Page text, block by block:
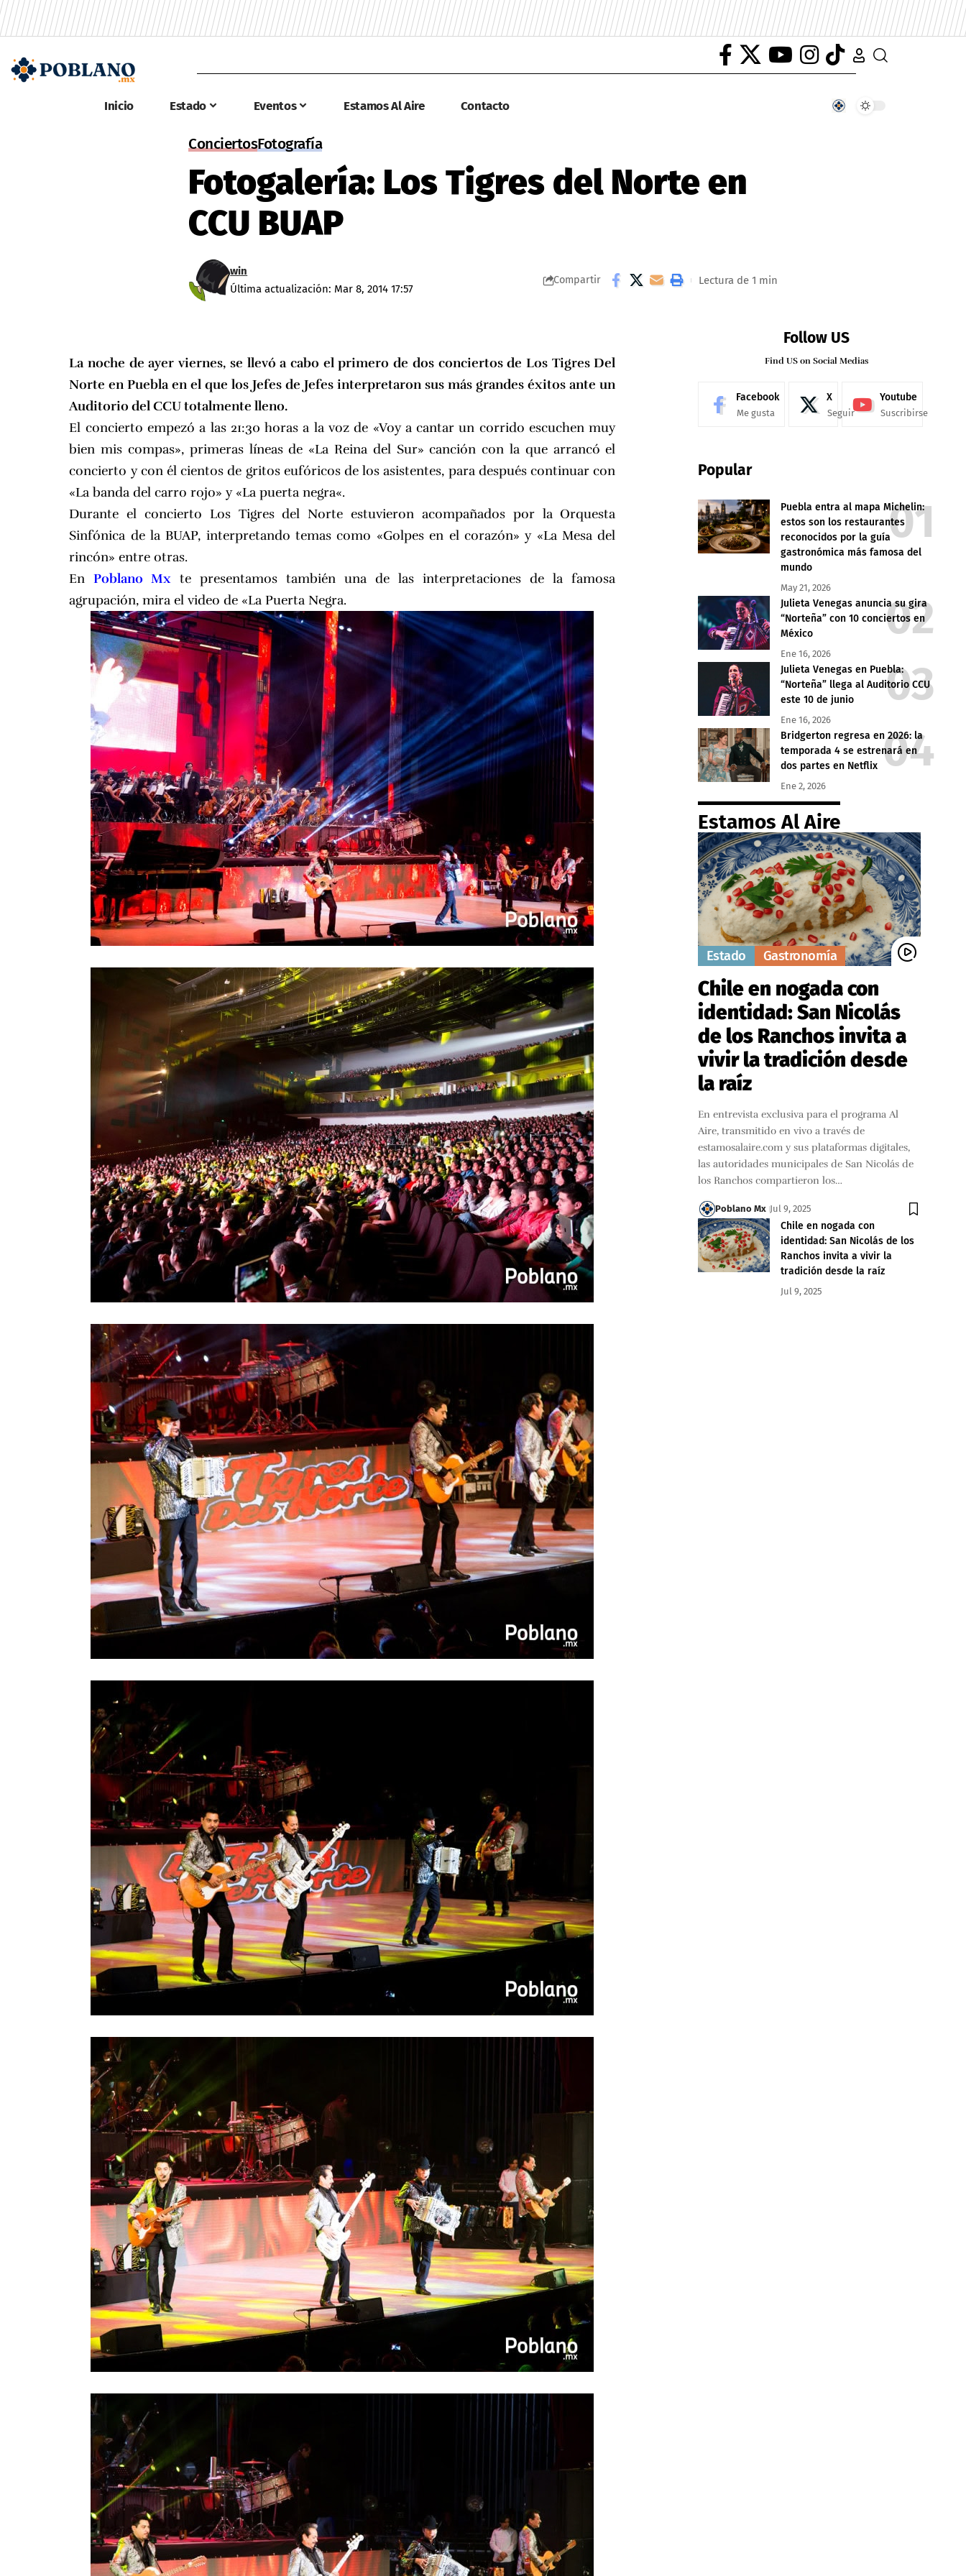
Inicio Estado Eventos Estamos Al Aire Contacto
ConciertosFotografía
Fotogalería: Los Tigres del Norte en
CCU BUAP
Última actualización: Mar 8, 2014 17:57
win
Compartir Lectura de 1 min
La noche de ayer viernes, se llevó a cabo el primero de dos conciertos de Los Tigres Del
Norte en Pueblaen el que los Jefes de Jefes interpretaron sus más grandes éxitos ante un
Auditorio del CCU totalmente lleno.
El concierto empezó a las 21:30 horas a la voz de «Voy a cantar un corrido escuchen muy
bien mis compas», primeras líneas de «La Reina del Sur» canción con la que arrancó el
concierto y con él cientos de gritos eufóricos de los asistentes, para después continuar con
«La banda del carro rojo» y «La puerta negra«.
Durante el concierto Los Tigres del Norte estuvieron acompañados por la Orquesta
Sinfónica de la BUAP, interpretando temas como «Golpes en el corazón» y «La Mesa del
rincón» entre otras.
EnPoblano Mx te presentamos también una de las interpretaciones de la famosa
agrupación,mira el video de «La Puerta Negra.
Follow US
Find US on Social Medias
Facebook
Me gusta
X
Seguir
Youtube
Suscribirse
Popular
Puebla entra al mapa Michelin:
estos son los restaurantes
reconocidos por la guía
gastronómica más famosa del
mundo
May 21, 2026
Julieta Venegas anuncia su gira
“Norteña” con 10 conciertos en
México
Ene 16, 2026
Julieta Venegas en Puebla:
“Norteña” llega al Auditorio CCU
este 10 de junio
Ene 16, 2026
Bridgerton regresa en 2026: la
temporada 4 se estrenará en
dos partes en Netflix
Ene 2, 2026
Estamos Al Aire
Estado Gastronomía
Chile en nogada con
identidad: San Nicolás
de los Ranchos invita a
vivir la tradición desde
la raíz
En entrevista exclusiva para el programa Al
Aire, transmitido en vivo a través de
estamosalaire.com y sus plataformas digitales,
las autoridades municipales de San Nicolás de
los Ranchos compartieron los…
Poblano Mx Jul 9, 2025
Chile en nogada con
identidad: San Nicolás de los
Ranchos invita a vivir la
tradición desde la raíz
Jul 9, 2025